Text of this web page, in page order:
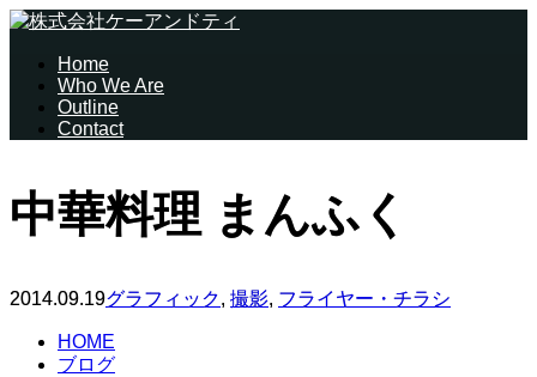
Home
Who We Are
Outline
Contact
中華料理 まんふく
2014.09.19グラフィック, 撮影, フライヤー・チラシ
HOME
ブログ